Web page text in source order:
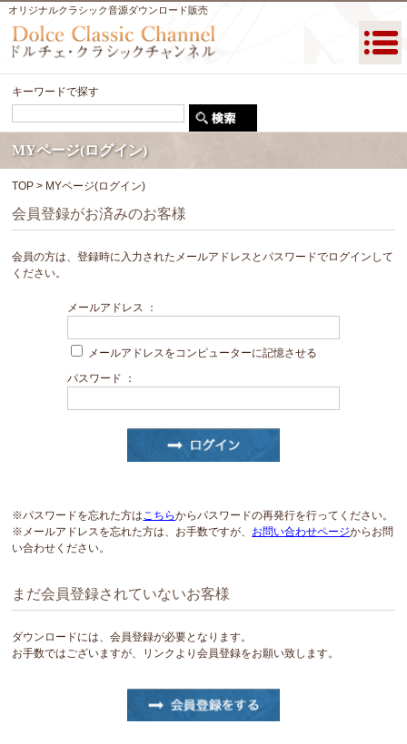
オリジナルクラシック音源ダウンロード販売
キーワードで探す
MYページ(ログイン)
TOP > MYページ(ログイン)
会員登録がお済みのお客様
会員の方は、登録時に入力されたメールアドレスとパスワードでログインして
ください。
メールアドレス ：
メールアドレスをコンピューターに記憶させる
パスワード ：
※パスワードを忘れた方は こちらからパスワードの再発行を行ってください。
※メールアドレスを忘れた方は、お手数ですが、 お問い合わせページからお問
い合わせください。
まだ会員登録されていないお客様
ダウンロードには、会員登録が必要となります。
お手数ではございますが、リンクより会員登録をお願い致します。